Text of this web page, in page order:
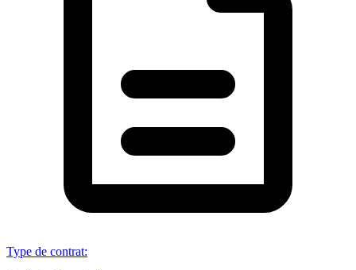
Type de contrat: